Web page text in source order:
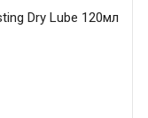
Dry Lube 120мл